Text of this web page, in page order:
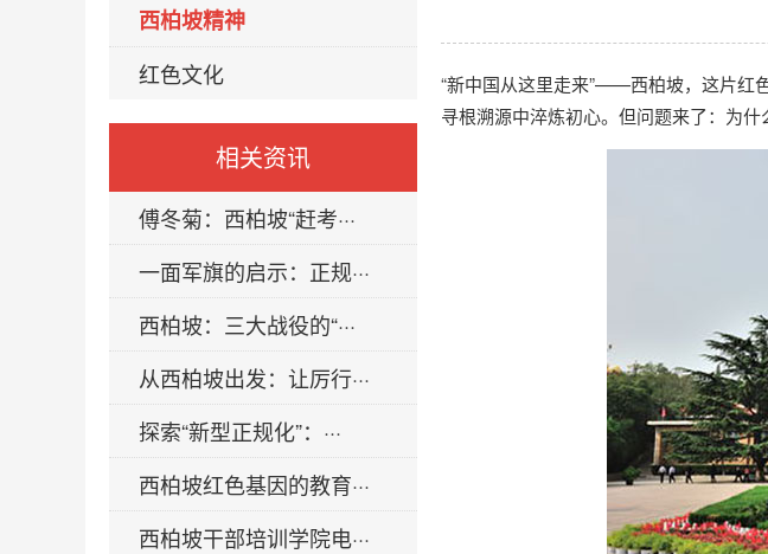
西柏坡精神
红色文化
相关资讯
傅冬菊：西柏坡“赶考···
一面军旗的启示：正规···
西柏坡：三大战役的“···
从西柏坡出发：让厉行···
探索“新型正规化”：···
西柏坡红色基因的教育···
西柏坡干部培训学院电···
“新中国从这里走来”——西柏坡，这片红
寻根溯源中淬炼初心。但问题来了：为什